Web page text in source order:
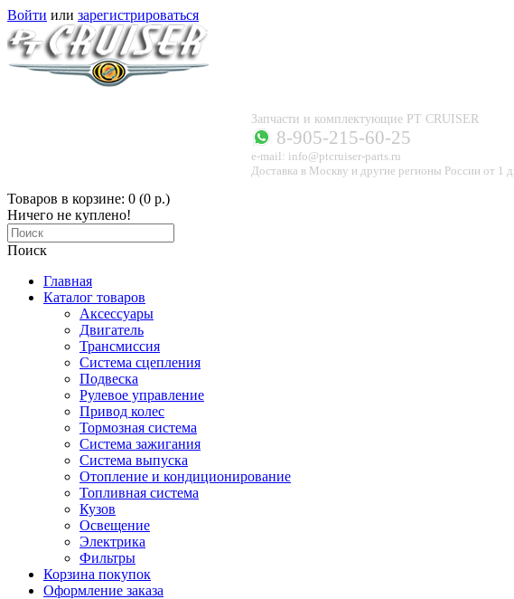
Войти или зарегистрироваться
Запчасти и комплектующие PT CRUISER
8-905-215-60-25
e-mail: info@ptcruiser-parts.ru
Доставка в Москву и другие регионы России от 1
Товаров в корзине: 0 (0 р.)
Ничего не куплено!
Поиск
Главная
Каталог товаров
Аксессуары
Двигатель
Трансмиссия
Система сцепления
Подвеска
Рулевое управление
Привод колес
Тормозная система
Система зажигания
Система выпуска
Отопление и кондиционирование
Топливная система
Кузов
Освещение
Электрика
Фильтры
Корзина покупок
Оформление заказа